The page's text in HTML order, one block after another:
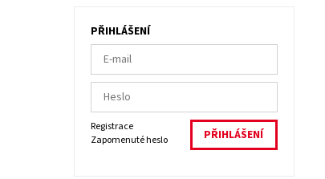
PŘIHLÁŠENÍ
Registrace
Zapomenuté heslo